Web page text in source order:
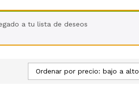
a tu lista de deseos
Ordenar por precio: bajo a alto